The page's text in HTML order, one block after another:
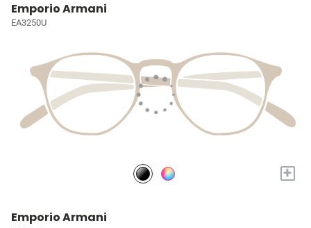
Emporio Armani
EA3250U
+
Emporio Armani